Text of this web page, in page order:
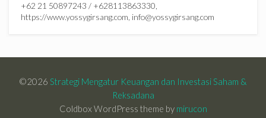
+62 21 50897243 / +628113863330,
https://www.yossygirsang.com, info@yossygirsang.com
©2026 Strategi Mengatur Keuangan dan Investasi Saham &
Reksadana
Coldbox WordPress theme by mirucon